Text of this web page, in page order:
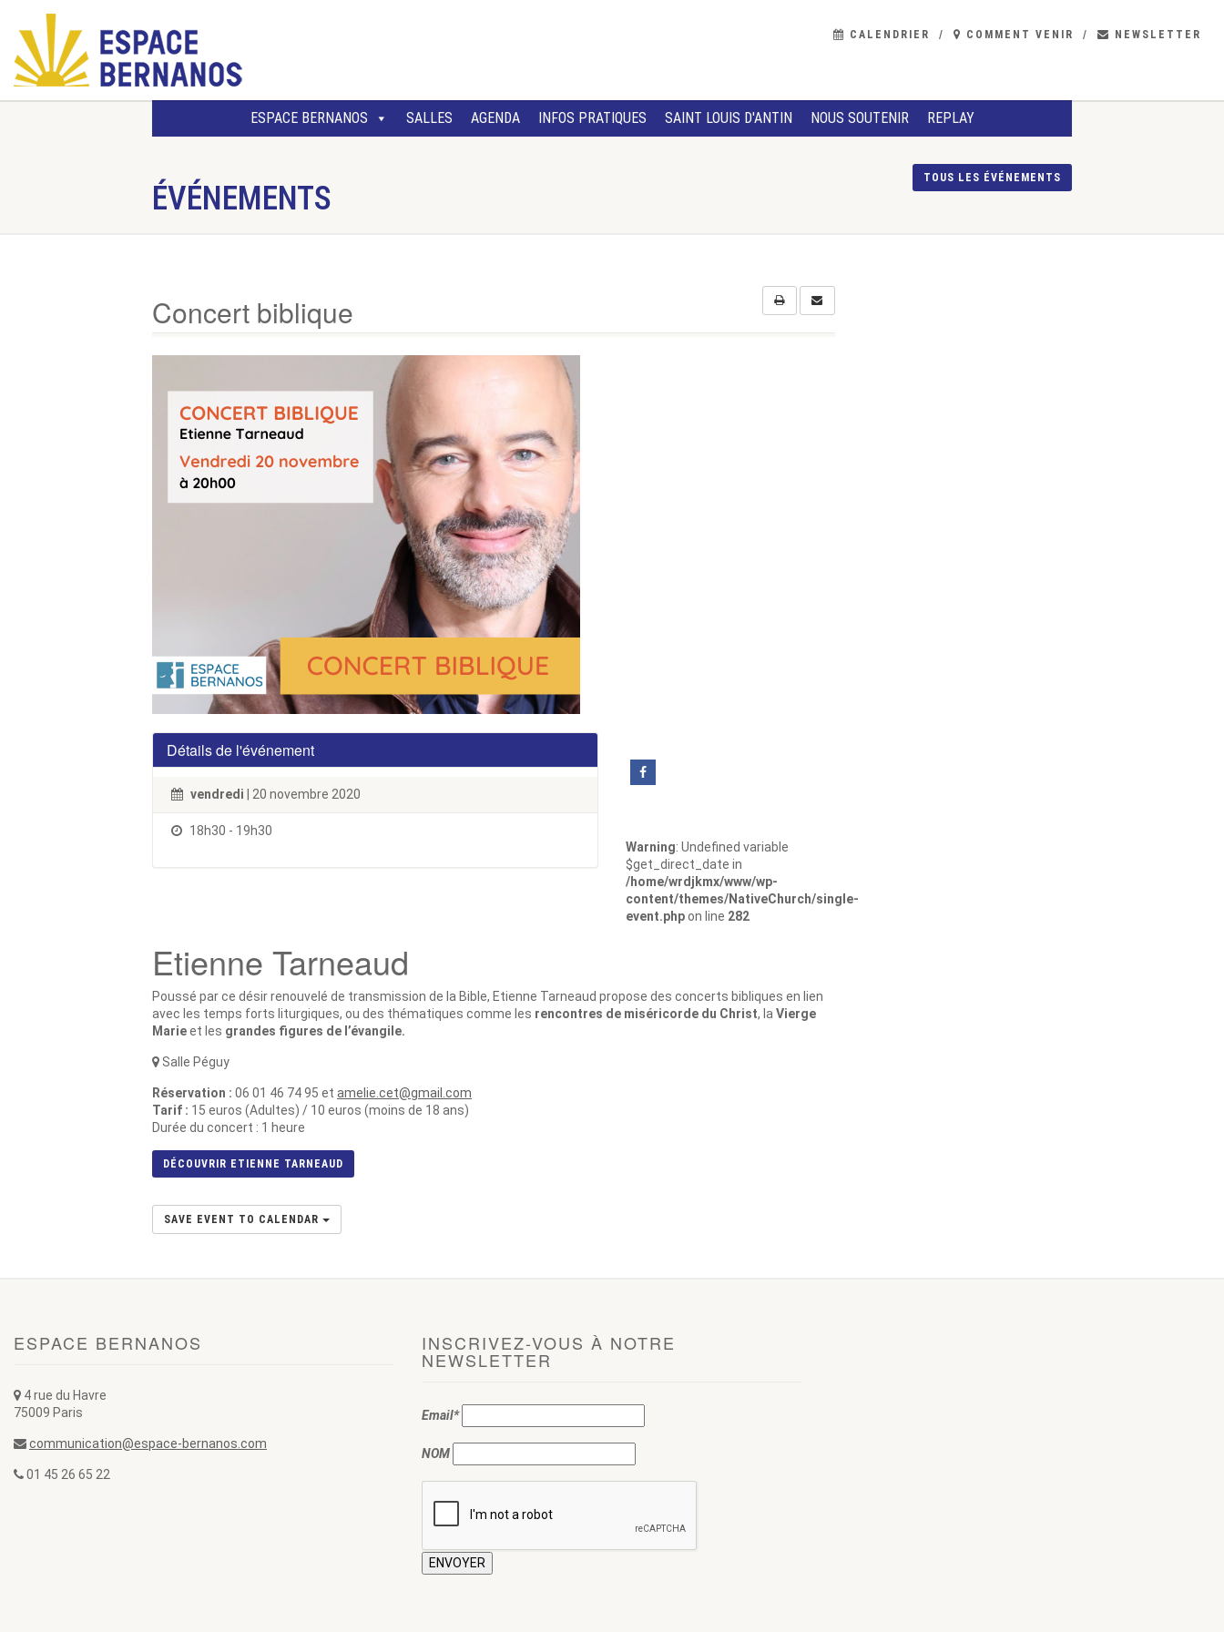
CALENDRIER COMMENT VENIR NEWSLETTER
ESPACE BERNANOS SALLES AGENDA INFOS PRATIQUES SAINT LOUIS D'ANTIN NOUS SOUTENIR REPLAY
ÉVÉNEMENTS
TOUS LES ÉVÉNEMENTS
Concert biblique
Détails de l'événement
vendredi | 20 novembre 2020
18h30 - 19h30
Warning: Undefined variable
$get_direct_date in
/home/wrdjkmx/www/wp-
content/themes/NativeChurch/single-
event.phpon line 282
Etienne Tarneaud
Poussé par ce désir renouvelé de transmission de la Bible, Etienne Tarneaud propose des concerts bibliques en lien
avec les temps forts liturgiques, ou des thématiques comme les rencontres de miséricorde du Christ, la Vierge
Marieet les grandes figures de l’évangile.
Salle Péguy
Réservation : 06 01 46 74 95 et amelie.cet@gmail.com
Tarif : 15 euros (Adultes) / 10 euros (moins de 18 ans)
Durée du concert : 1 heure
DÉCOUVRIR ETIENNE TARNEAUD
SAVE EVENT TO CALENDAR
ESPACE BERNANOS
4 rue du Havre
75009 Paris
communication@espace-bernanos.com
01 45 26 65 22
INSCRIVEZ-VOUS À NOTRE
NEWSLETTER
Email*
NOM